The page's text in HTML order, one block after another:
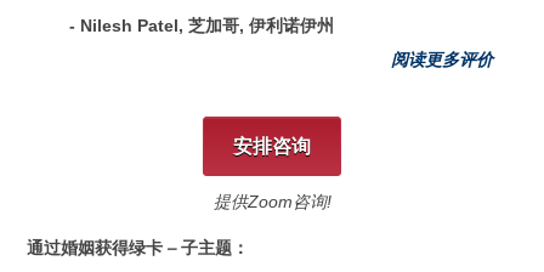
- Nilesh Patel, 芝加哥, 伊利诺伊州
阅读更多评价
安排咨询
提供Zoom咨询!
通过婚姻获得绿卡 – 子主题：